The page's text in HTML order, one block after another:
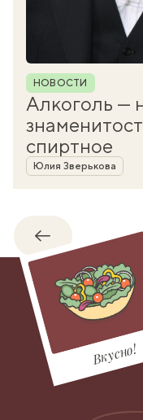
Рубрика
НОВОСТИ
Алкоголь —
спиртное
Автор
Юлия Зверькова
Обратно
Вкусно!